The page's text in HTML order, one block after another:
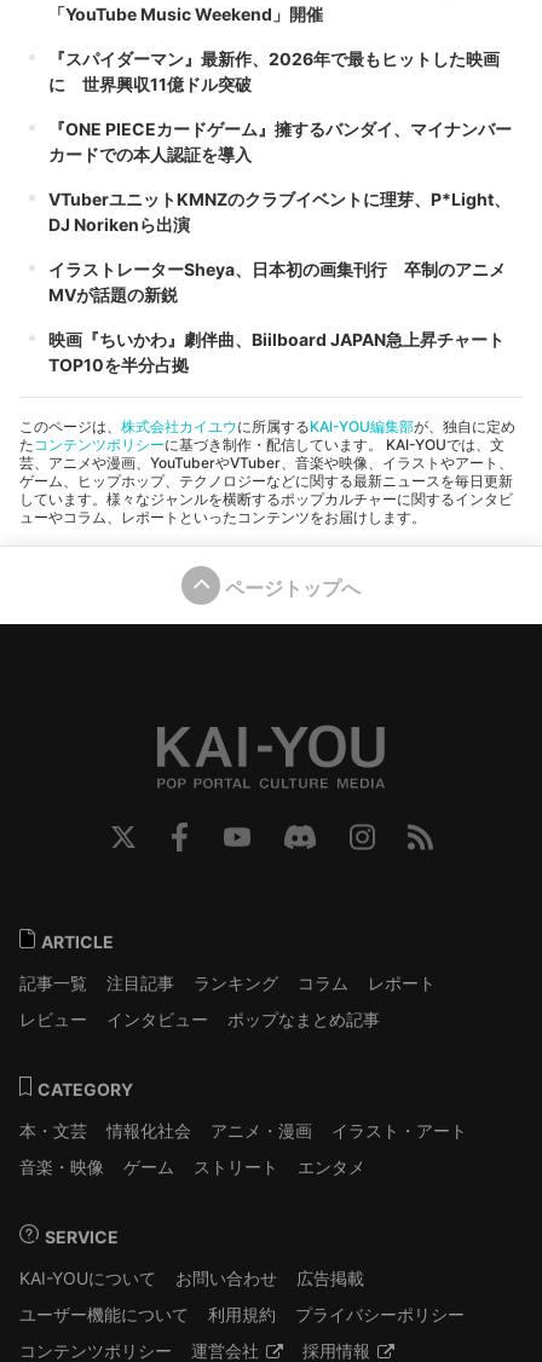
「YouTube Music Weekend」開催
『スパイダーマン』最新作、2026年で最もヒットした映画
に 世界興収11億ドル突破
『ONE PIECEカードゲーム』擁するバンダイ、マイナンバー
カードでの本人認証を導入
VTuberユニットKMNZのクラブイベントに理芽、P*Light、
DJ Norikenら出演
イラストレーターSheya、日本初の画集刊行 卒制のアニメ
MVが話題の新鋭
映画『ちいかわ』劇伴曲、Biilboard JAPAN急上昇チャート
TOP10を半分占拠
このページは、 株式会社カイユウに所属するKAI-YOU編集部が、独自に定め
た コンテンツポリシーに基づき制作・配信しています。 KAI-YOUでは、文
芸、アニメや漫画、YouTuberやVTuber、音楽や映像、イラストやアート、
ゲーム、ヒップホップ、テクノロジーなどに関する最新ニュースを毎日更新
しています。様々なジャンルを横断するポップカルチャーに関するインタビ
ューやコラム、レポートといったコンテンツをお届けします。
ページトップへ
ARTICLE
記事一覧
注目記事 ランキング コラム
レポート
レビュー
インタビュー ポップなまとめ記事
CATEGORY
本・文芸
情報化社会 アニメ・漫画
イラスト・アート
音楽・映像
ゲーム ストリート エンタメ
SERVICE
KAI-YOUについて
お問い合わせ
広告掲載
ユーザー機能について
利用規約
プライバシーポリシー
コンテンツポリシー
運営会社 採用情報